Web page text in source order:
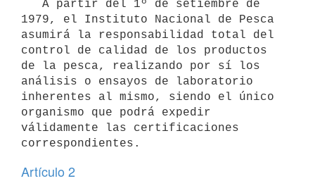
1979, el Instituto Nacional de Pesca
asumirá la responsabilidad total del
control de calidad de los productos
de la pesca, realizando por sí los
análisis o ensayos de laboratorio
inherentes al mismo, siendo el único
organismo que podrá expedir
válidamente las certificaciones
Artículo 2